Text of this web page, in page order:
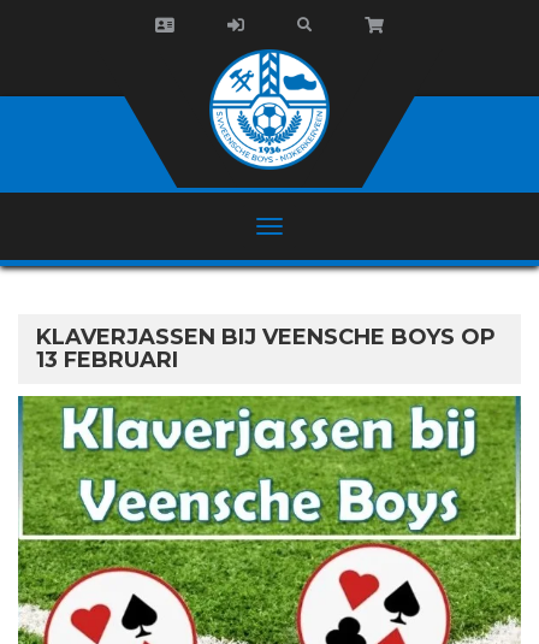
KLAVERJASSEN BIJ VEENSCHE BOYS OP
13 FEBRUARI